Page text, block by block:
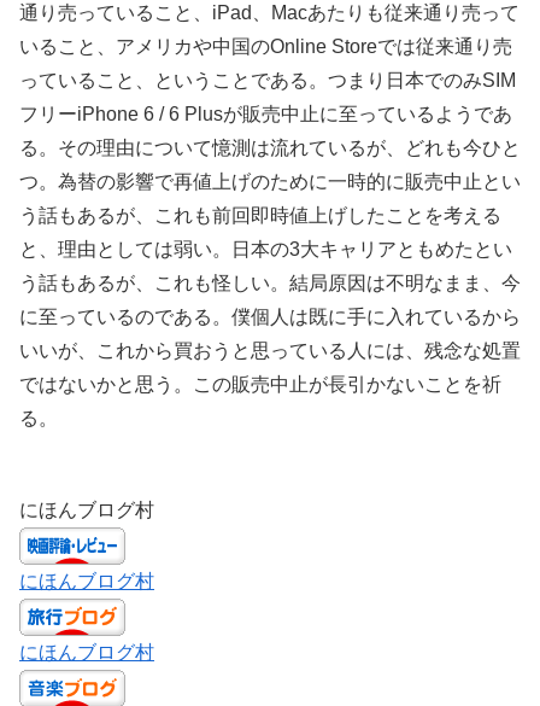
通り売っていること、iPad、Macあたりも従来通り売って
いること、アメリカや中国のOnline Storeでは従来通り売
っていること、ということである。つまり日本でのみSIM
フリーiPhone 6 / 6 Plusが販売中止に至っているようであ
る。その理由について憶測は流れているが、どれも今ひと
つ。為替の影響で再値上げのために一時的に販売中止とい
う話もあるが、これも前回即時値上げしたことを考える
と、理由としては弱い。日本の3大キャリアともめたとい
う話もあるが、これも怪しい。結局原因は不明なまま、今
に至っているのである。僕個人は既に手に入れているから
いいが、これから買おうと思っている人には、残念な処置
ではないかと思う。この販売中止が長引かないことを祈
る。
にほんブログ村
にほんブログ村
にほんブログ村